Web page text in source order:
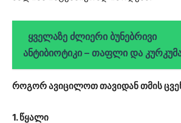
ყველაზე ძლიერი ბუნებრივი
ანტიბიოტიკი – თაფლი და
როგორ ავიცილოთ თავიდან თმის
1. წყალი